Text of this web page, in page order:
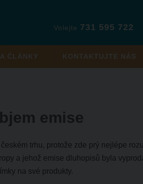
Volejte 731 595 722
ČLÁNKY KONTAKTUJTE NÁS
emise
trhu, protože zde prý nejlépe
a jehož emise dluhopisů byla
na své produkty.